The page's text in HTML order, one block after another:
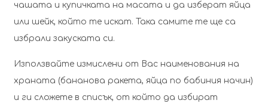
чашата и купичката на масата и да изберат яйца
или шейк, който те искат. Така самите те ще са
избрали закуската си.
Използвайте измислени от Вас наименования на
храната (бананова ракета, яйца по бабиния начин)
и ги сложете в списък, от който да избират